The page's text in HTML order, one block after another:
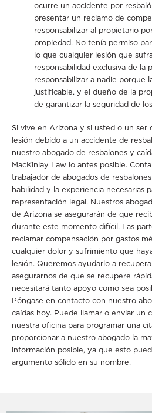
ocurre un accidente por
presentar un reclamo de
responsabilizar al propietario
propiedad. No tenía permiso
lo que cualquier lesión que
responsabilidad exclusiva de la
responsabilizar a nadie porque
justificable, y el dueño de la
de garantizar la seguridad de
Si vive en Arizona y si usted o un ser
lesión debido a un accidente de
nuestro abogado de resbalones y
MacKinlay Law lo antes posible.
trabajador de abogados de
habilidad y la experiencia necesarias
representación legal. Nuestros
de Arizona se asegurarán de que
durante este momento difícil. Las
reclamar compensación por gastos
cualquier dolor y sufrimiento que
lesión. Queremos ayudarlo a
asegurarnos de que se recupere
necesitará tanto apoyo como sea
Póngase en contacto con nuestro
caídas hoy. Puede llamar o enviar un
nuestra oficina para programar una
proporcionar a nuestro abogado la
información posible, ya que esto
argumento sólido en su nombre.